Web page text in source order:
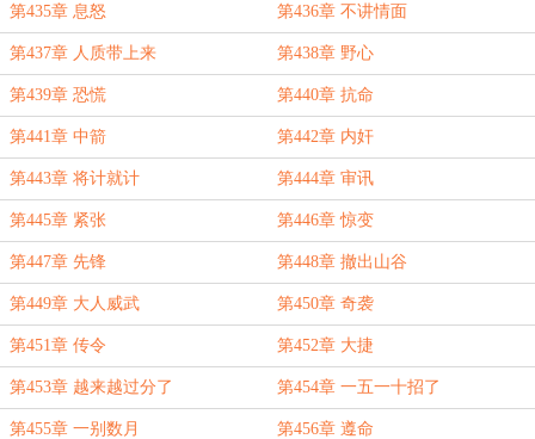
第435章 息怒 第436章 不讲情面
第437章 人质带上来 第438章 野心
第439章 恐慌 第440章 抗命
第441章 中箭 第442章 内奸
第443章 将计就计 第444章 审讯
第445章 紧张 第446章 惊变
第447章 先锋 第448章 撤出山谷
第449章 大人威武 第450章 奇袭
第451章 传令 第452章 大捷
第453章 越来越过分了 第454章 一五一十招了
第455章 一别数月 第456章 遵命